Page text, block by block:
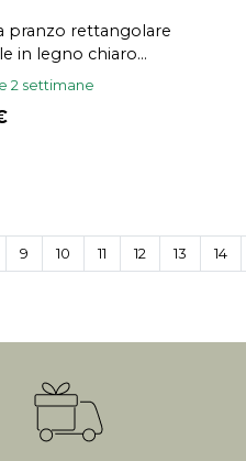
pranzo rettangolare
in legno chiaro
210 cm CLAUDIE
2 settimane
9 10 11 12 13 14